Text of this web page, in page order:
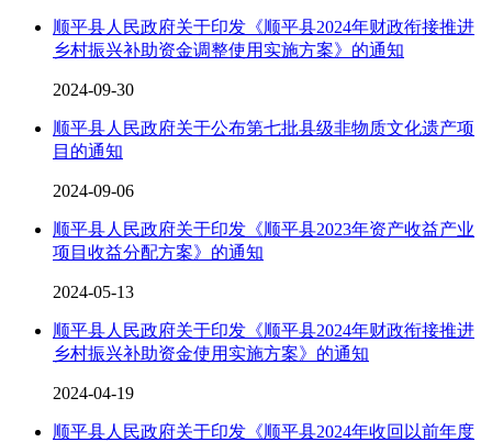
顺平县人民政府关于印发《顺平县2024年财政衔接推进
乡村振兴补助资金调整使用实施方案》的通知
2024-09-30
顺平县人民政府关于公布第七批县级非物质文化遗产项
目的通知
2024-09-06
顺平县人民政府关于印发《顺平县2023年资产收益产业
项目收益分配方案》的通知
2024-05-13
顺平县人民政府关于印发《顺平县2024年财政衔接推进
乡村振兴补助资金使用实施方案》的通知
2024-04-19
顺平县人民政府关于印发《顺平县2024年收回以前年度